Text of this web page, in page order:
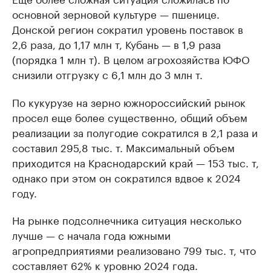
основной зерновой культуре — пшенице.
Донской регион сократил уровень поставок в
2,6 раза, до 1,17 млн т, Кубань — в 1,9 раза
(порядка 1 млн т). В целом агрохозяйства ЮФО
снизили отгрузку с 6,1 млн до 3 млн т.
По кукурузе на зерно южнороссийский рынок
просел еще более существенно, общий объем
реализации за полугодие сократился в 2,1 раза и
составил 295,8 тыс. т. Максимальный объем
приходится на Краснодарский край — 153 тыс. т,
однако при этом он сократился вдвое к 2024
году.
На рынке подсолнечника ситуация несколько
лучше — с начала года южными
агропредприятиями реализовано 799 тыс. т, что
составляет 62% к уровню 2024 года.